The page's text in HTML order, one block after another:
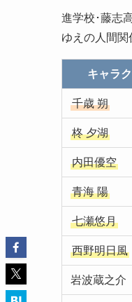
進学校･藤志
ゆえの人間
キャラ
千歳 朔
柊 夕湖
内田優空
青海 陽
七瀬悠月
西野明日風
岩波蔵之介